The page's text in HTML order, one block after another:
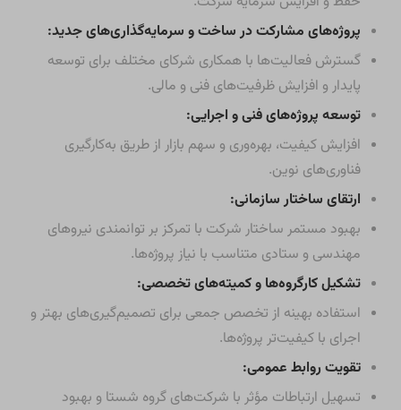
پروژه‌های مشارکت در ساخت و سرمایه‌گذاری‌های جدید:
گسترش فعالیت‌ها با همکاری شرکای مختلف برای توسعه
پایدار و افزایش ظرفیت‌های فنی و مالی.
توسعه پروژه‌های فنی و اجرایی:
افزایش کیفیت، بهره‌وری و سهم بازار از طریق به‌کارگیری
فناوری‌های نوین.
ارتقای ساختار سازمانی:
بهبود مستمر ساختار شرکت با تمرکز بر توانمندی نیروهای
مهندسی و ستادی متناسب با نیاز پروژه‌ها.
تشکیل کارگروه‌ها و کمیته‌های تخصصی:
استفاده بهینه از تخصص جمعی برای تصمیم‌گیری‌های بهتر و
اجرای با کیفیت‌تر پروژه‌ها.
تقویت روابط عمومی:
تسهیل ارتباطات مؤثر با شرکت‌های گروه شستا و بهبود